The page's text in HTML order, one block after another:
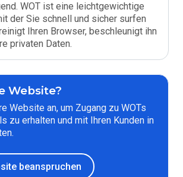
WOT ist eine leichtgewichtige
der Sie schnell und sicher surfen
Ihren Browser, beschleunigt ihn
privaten Daten.
Website?
Website an, um Zugang zu WOTs
zu erhalten und mit Ihren Kunden in
beanspruchen